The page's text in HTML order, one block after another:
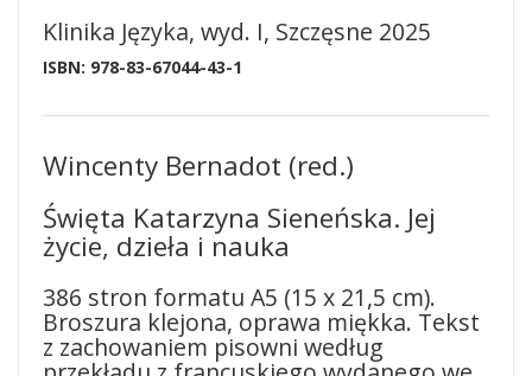
Klinika Języka, wyd. I, Szczęsne 2025
ISBN: 978-83-67044-43-1
Wincenty Bernadot (red.)
Święta Katarzyna Sieneńska. Jej
życie, dzieła i nauka
386 stron formatu A5 (15 x 21,5 cm).
Broszura klejona, oprawa miękka. Tekst
z zachowaniem pisowni według